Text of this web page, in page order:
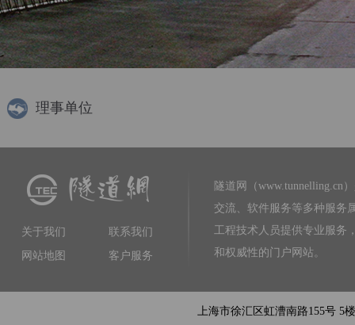
理事单位
关于我们
联系我们
网站地图
客户服务
隧道网（www.tunnelling.cn）
交流、软件服务等多种服务
工程技术人员提供专业服务
和权威性的门户网站。
上海市徐汇区虹漕南路155号 5